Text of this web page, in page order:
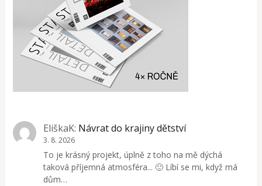
EliškaK: Návrat do krajiny dětství
3. 8. 2026
To je krásný projekt, úplně z toho na mě dýchá
taková příjemná atmosféra... 🙂 Líbí se mi, když má
dům…